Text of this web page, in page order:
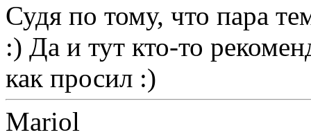
Судя по тому, что пара
:) Да и тут кто-то
как просил :)
Mariol